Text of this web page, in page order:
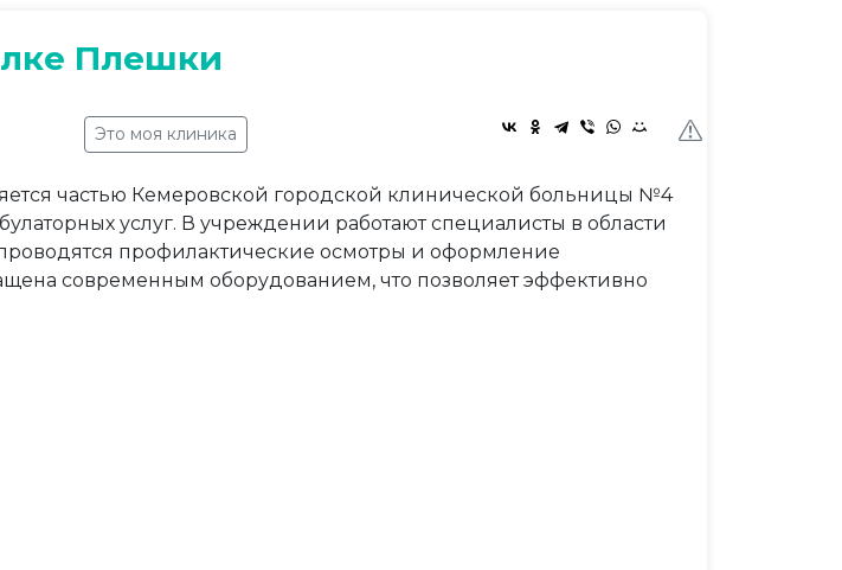
Плешки
Это моя клиника
частью Кемеровской городской клинической больницы №4
услуг. В учреждении работают специалисты в области
профилактические осмотры и оформление
современным оборудованием, что позволяет эффективно